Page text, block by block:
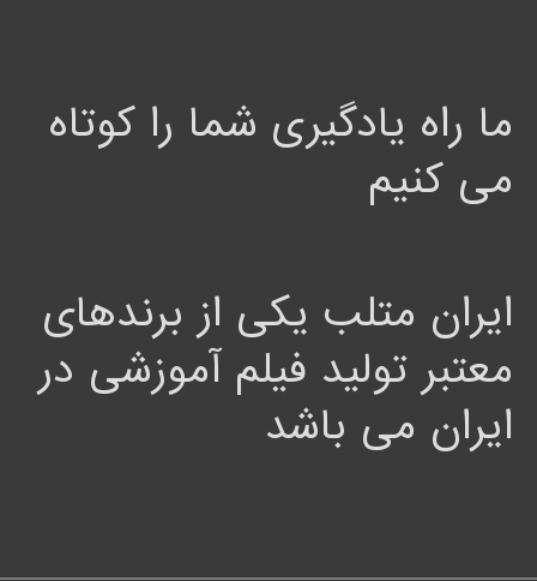
ما راه یادگیری شما را کوتاه
می کنیم
ایران متلب یکی از برندهای
معتبر تولید فیلم آموزشی در
ایران می باشد